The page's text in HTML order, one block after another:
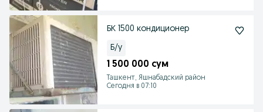
БК 1500 кондиционер
Б/у
1 500 000 сум
Ташкент, Яшнабадский район
Сегодня в 07:10